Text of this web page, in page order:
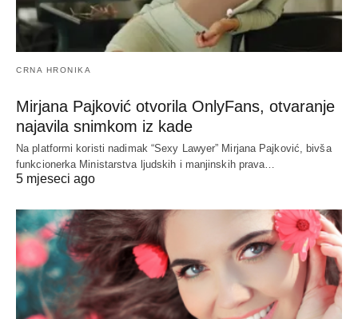
CRNA HRONIKA
Mirjana Pajković otvorila OnlyFans, otvaranje
najavila snimkom iz kade
Na platformi koristi nadimak “Sexy Lawyer” Mirjana Pajković, bivša
funkcionerka Ministarstva ljudskih i manjinskih prava…
5 mjeseci ago